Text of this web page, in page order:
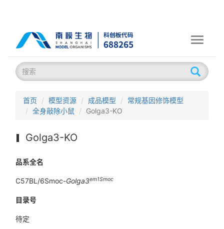
Toggle
首页 模型资源 成品模型
常规基因修饰模型
全身敲除小鼠
Golga3-KO
Golga3-KO
品系全名
C57BL/6Smoc-Golga3em1Smoc
目录号
待定